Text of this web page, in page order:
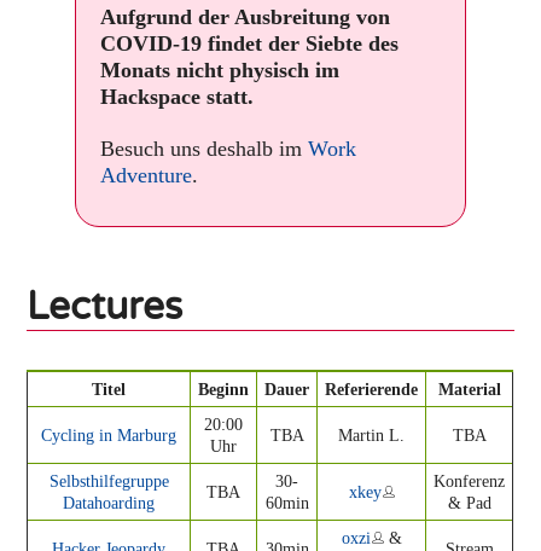
Aufgrund der Ausbreitung von
COVID-19 findet der Siebte des
Monats nicht physisch im
Hackspace statt.
Besuch uns deshalb imWork
Adventure.
Lectures
Titel Beginn Dauer Referierende Material
Cycling in Marburg
20:00
Uhr
TBA Martin L. TBA
Selbsthilfegruppe
Datahoarding
TBA
30-
60min
xkey
Konferenz
& Pad
oxzi
&